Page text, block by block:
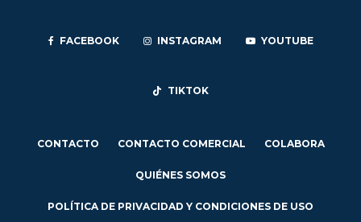
FACEBOOK INSTAGRAM YOUTUBE
TIKTOK
CONTACTO CONTACTO COMERCIAL COLABORA
QUIÉNES SOMOS
POLÍTICA DE PRIVACIDAD Y CONDICIONES DE USO